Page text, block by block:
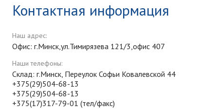
Контактная информация
Наш адрес:
Офис: г.Минск,ул.Тимирязева 121/3,офис 407
Наши телефоны:
Склад: г.Минск, Переулок Софьи Ковалевской 44
+375(29)504-68-13
+375(29)504-68-13
+375(17)317-79-01 (тел/факс)